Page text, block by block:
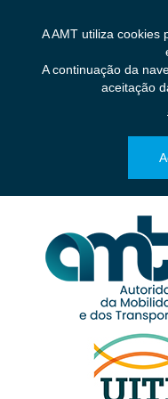
A AMT utiliza cookies
A continuação da
aceitação